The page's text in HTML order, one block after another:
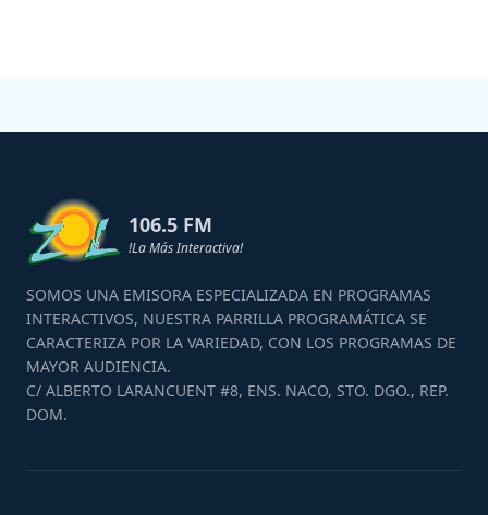
106.5 FM
!La Más Interactiva!
SOMOS UNA EMISORA ESPECIALIZADA EN PROGRAMAS
INTERACTIVOS, NUESTRA PARRILLA PROGRAMÁTICA SE
CARACTERIZA POR LA VARIEDAD, CON LOS PROGRAMAS DE
MAYOR AUDIENCIA.
C/ ALBERTO LARANCUENT #8, ENS. NACO, STO. DGO., REP.
DOM.